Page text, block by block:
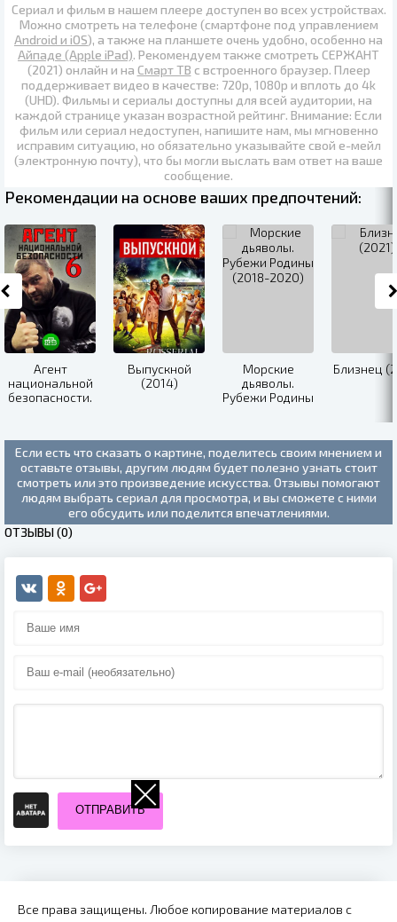
Сериал и фильм в нашем плеере доступен во всех устройствах.
Можно смотреть на телефоне (смартфоне под управлением
Android и iOS), а также на планшете очень удобно, особенно на
Айпаде (Apple iPad). Рекомендуем также смотреть СЕРЖАНТ
(2021) онлайн и на Смарт ТВ с встроенного браузер. Плеер
поддерживает видео в качестве: 720p, 1080p и вплоть до 4k
(UHD). Фильмы и сериалы доступны для всей аудитории, на
каждой странице указан возрастной рейтинг. Внимание: Если
фильм или сериал недоступен, напишите нам, мы мгновенно
исправим ситуацию, но обязательно указывайте свой е-мейл
(электронную почту), что бы могли выслать вам ответ на ваше
сообщение.
Рекомендации на основе ваших предпочтений:
Агент
национальной
безопасности.
Выпускной
(2014)
Морские
дьяволы.
Рубежи Родины
Близнец
Если есть что сказать о картине, поделитесь своим мнением и
оставьте отзывы, другим людям будет полезно узнать стоит
смотреть или это произведение искусства. Отзывы помогают
людям выбрать сериал для просмотра, и вы сможете с ними
его обсудить или поделится впечатлениями.
ОТЗЫВЫ (0)
ОТПРАВИТЬ
Все права защищены. Любое копирование материалов с